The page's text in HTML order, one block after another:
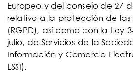
Europeo y del consejo de 27
relativo a la protección de las
(RGPD), así como con la Ley
julio, de Servicios de la
Información y Comercio
LSSI).